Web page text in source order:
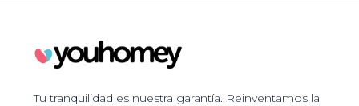
Tu tranquilidad es nuestra garantía. Reinventamos la